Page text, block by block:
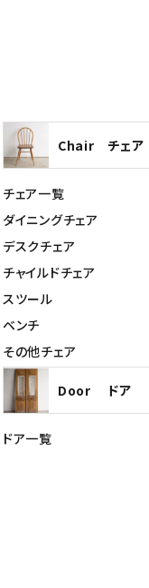
Chair チェア
チェア一覧
ダイニングチェア
デスクチェア
チャイルドチェア
スツール
ベンチ
その他チェア
Door ドア
ドア一覧